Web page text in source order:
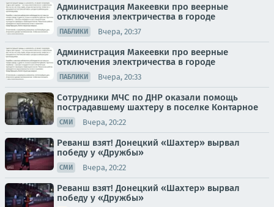
Администрация Макеевки про веерные
отключения электричества в городе
ПАБЛИКИ Вчера, 20:37
Администрация Макеевки про веерные
отключения электричества в городе
ПАБЛИКИ Вчера, 20:33
Сотрудники МЧС по ДНР оказали помощь
пострадавшему шахтеру в поселке Контарное
СМИ Вчера, 20:22
Реванш взят! Донецкий «Шахтер» вырвал
победу у «Дружбы»
СМИ Вчера, 20:22
Реванш взят! Донецкий «Шахтер» вырвал
победу у «Дружбы»